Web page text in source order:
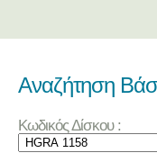
Αναζήτηση
Κωδικός Δίσκου :